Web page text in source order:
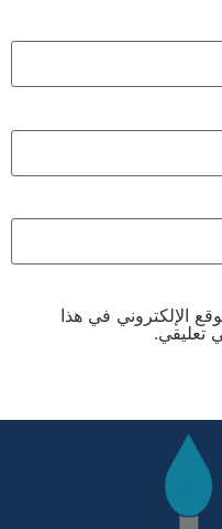
الإلكتروني في هذا
تعليقي.